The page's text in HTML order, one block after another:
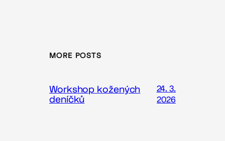
MORE POSTS
Workshop kožených
deníčků
24. 3.
2026